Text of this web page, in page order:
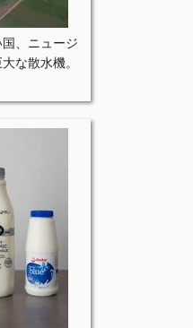
、ニュージ
な散水機。